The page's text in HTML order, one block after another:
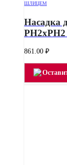
ШЛИЦЕМ
Насадка
861.00 ₽